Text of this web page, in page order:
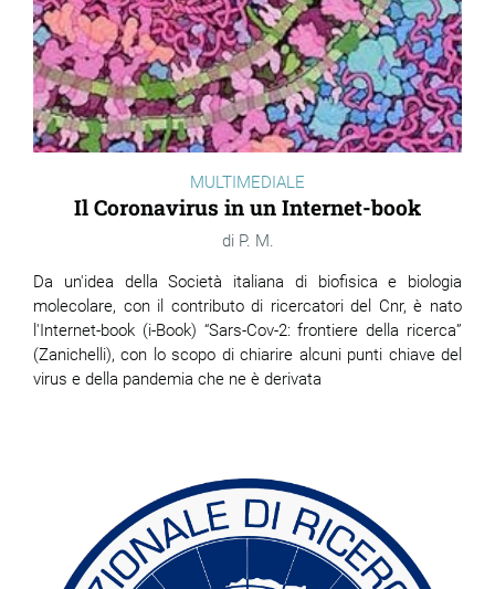
MULTIMEDIALE
Il Coronavirus in un Internet-book
P. M.
Da un'idea della Società italiana di biofisica e biologia
molecolare, con il contributo di ricercatori del Cnr, è nato
l'Internet-book (i-Book) “Sars-Cov-2: frontiere della ricerca”
(Zanichelli), con lo scopo di chiarire alcuni punti chiave del
virus e della pandemia che ne è derivata